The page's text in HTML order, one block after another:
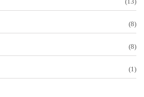
(8)
(8)
(1)